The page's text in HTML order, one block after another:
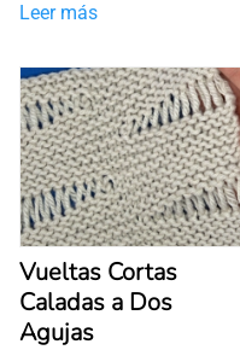
Leer más
Vueltas Cortas
Caladas a Dos
Agujas